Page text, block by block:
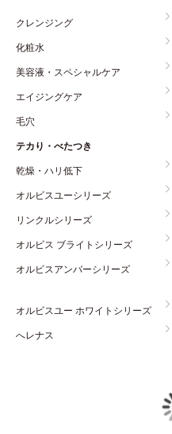
クレンジング
化粧水
美容液・スペシャルケア
エイジングケア
毛穴
テカり・べたつき
乾燥・ハリ低下
オルビスユーシリーズ
リンクルシリーズ
オルビス ブライトシリーズ
オルビスアンバーシリーズ
オルビスユー ホワイトシリーズ
へレナス